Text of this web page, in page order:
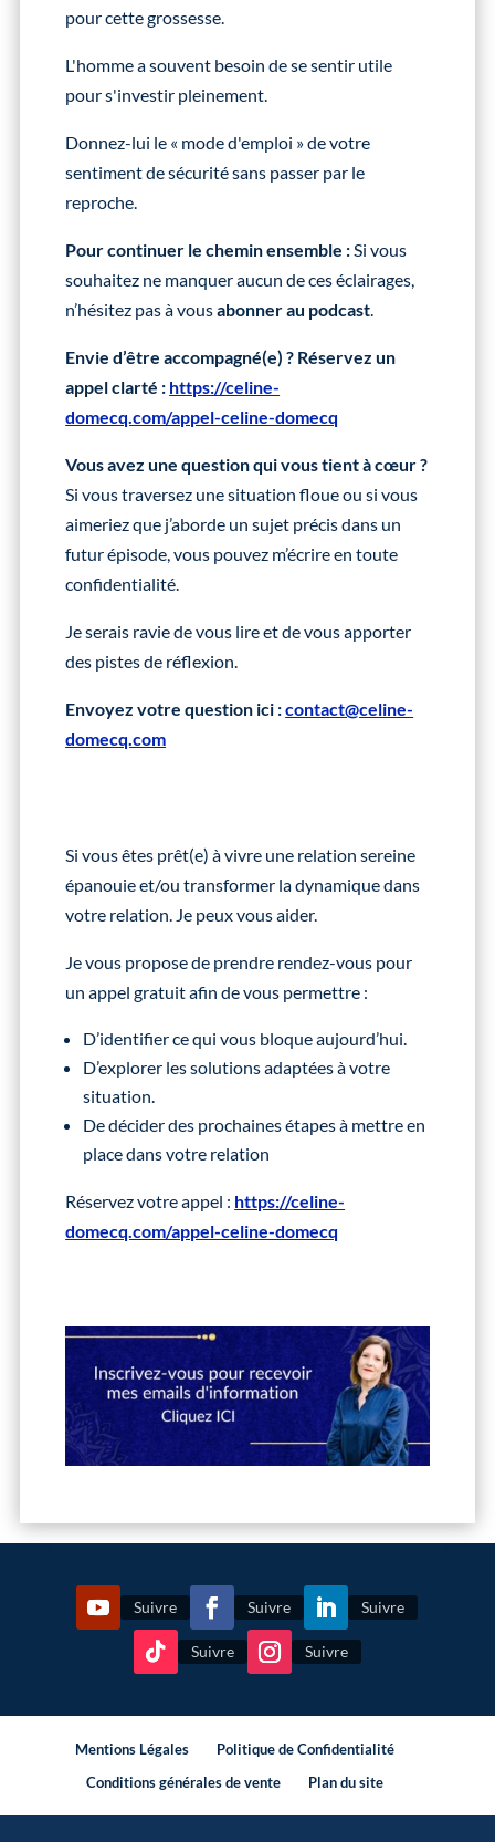
pour cette grossesse.
L'homme a souvent besoin de se sentir utile
pour s'investir pleinement.
Donnez-lui le « mode d'emploi » de votre
sentiment de sécurité sans passer par le
reproche.
Pour continuer le chemin ensemble :Si vous
souhaitez ne manquer aucun de ces éclairages,
n’hésitez pas à vousabonner au podcast.
Envie d’être accompagné(e) ? Réservez un
appel clarté : https://celine-
domecq.com/appel-celine-domecq
Vous avez une question qui vous tient à cœur ?
Si vous traversez une situation floue ou si vous
aimeriez que j’aborde un sujet précis dans un
futur épisode, vous pouvez m’écrire en toute
confidentialité.
Je serais ravie de vous lire et de vous apporter
des pistes de réflexion.
Envoyez votre question ici :contact@celine-
domecq.com
Si vous êtes prêt(e) à vivre une relation sereine
épanouie et/ou transformer la dynamique dans
votre relation. Je peux vous aider.
Je vous propose de prendre rendez-vous pour
un appel gratuit afin de vous permettre :
D’identifier ce qui vous bloque aujourd’hui.
D’explorer les solutions adaptées à votre
situation.
De décider des prochaines étapes à mettre en
place dans votre relation
Réservez votre appel : https://celine-
domecq.com/appel-celine-domecq
Suivre Suivre Suivre
Suivre Suivre
Mentions Légales
Politique de Confidentialité
Conditions générales de vente
Plan du site